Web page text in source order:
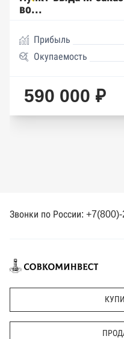
во...
Прибыль
Окупаемость
590 000 ₽
Звонки по России: